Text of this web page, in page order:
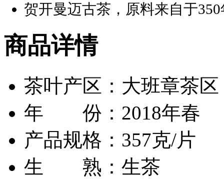
贺开曼迈古茶，原料来自于
商品详情
茶叶产区：大班章茶区
年 份：2018年春
产品规格：357克/片
生 熟：生茶